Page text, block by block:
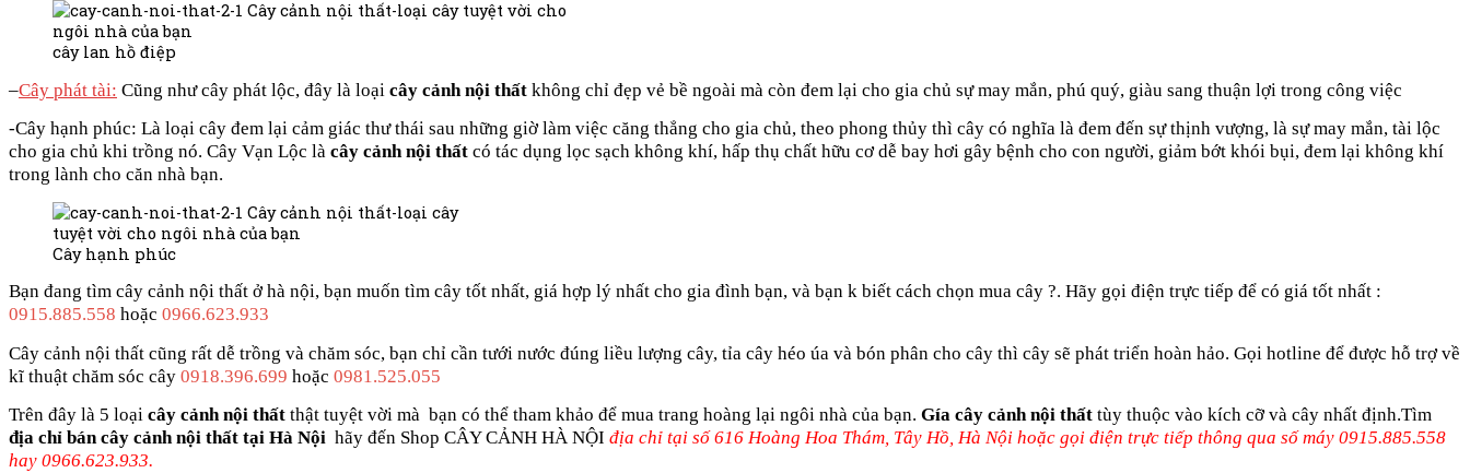
cây lan hồ điệp
–Cây phát tài: Cũng như cây phát lộc, đây là loại cây cảnh nội thất không chỉ đẹp vẻ bề ngoài mà còn đem lại cho gia chủ sự may mắn, phú quý, giàu sang thuận lợi trong công việc
-Cây hạnh phúc: Là loại cây đem lại cảm giác thư thái sau những giờ làm việc căng thẳng cho gia chủ, theo phong thủy thì cây có nghĩa là đem đến sự thịnh vượng, là sự may mắn, tài lộc
cho gia chủ khi trồng nó. Cây Vạn Lộc là cây cảnh nội thất có tác dụng lọc sạch không khí, hấp thụ chất hữu cơ dễ bay hơi gây bệnh cho con người, giảm bớt khói bụi, đem lại không khí
trong lành cho căn nhà bạn.
Cây hạnh phúc
Bạn đang tìm cây cảnh nội thất ở hà nội, bạn muốn tìm cây tốt nhất, giá hợp lý nhất cho gia đình bạn, và bạn k biết cách chọn mua cây ?. Hãy gọi điện trực tiếp để có giá tốt nhất :
0915.885.558 hoặc 0966.623.933
Cây cảnh nội thất cũng rất dễ trồng và chăm sóc, bạn chỉ cần tưới nước đúng liều lượng cây, tỉa cây héo úa và bón phân cho cây thì cây sẽ phát triển hoàn hảo. Gọi hotline để được hỗ trợ về
kĩ thuật chăm sóc cây 0918.396.699 hoặc 0981.525.055
Trên đây là 5 loại cây cảnh nội thất thật tuyệt vời mà bạn có thể tham khảo để mua trang hoàng lại ngôi nhà của bạn. Gía cây cảnh nội thất tùy thuộc vào kích cỡ và cây nhất định.Tìm
địa chỉ bán cây cảnh nội thất tại Hà Nội hãy đến Shop CÂY CẢNH HÀ NỘI địa chỉ tại số 616 Hoàng Hoa Thám, Tây Hồ, Hà Nội hoặc gọi điện trực tiếp thông qua số máy 0915.885.558
hay 0966.623.933.